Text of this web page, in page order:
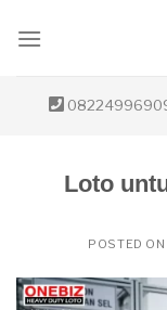
Loto
POSTED ON